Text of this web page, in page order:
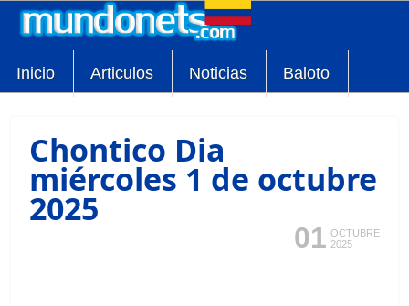
Inicio Articulos Noticias Baloto
Chontico Dia
miércoles 1 de octubre
2025
01 OCTUBRE
2025